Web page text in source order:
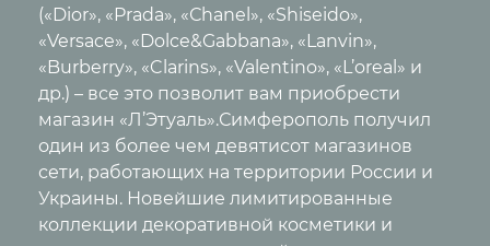
(«Dior», «Prada», «Сhanel», «Shiseido»,
«Versace», «Dolce&Gabbana», «Lanvin»,
«Burberry», «Clarins», «Valentino», «L’oreal» и
др.) – все это позволит вам приобрести
магазин «Л’Этуаль».Симферополь получил
один из более чем девятисот магазинов
сети, работающих на территории России и
Украины. Новейшие лимитированные
коллекции декоративной косметики и